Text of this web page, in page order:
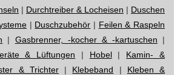
| Durchtreiber & Locheisen | Duschen
| Duschzubehör | Feilen & Raspeln
| Gasbrenner, -kocher & -kartuschen |
& Lüftungen | Hobel| Kamin- &
& Trichter| Klebeband | Kleben &